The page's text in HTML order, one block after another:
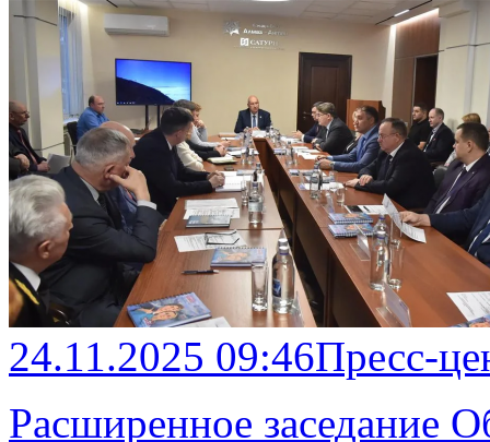
24.11.2025 09:46Пресс-
Расширенное заседание